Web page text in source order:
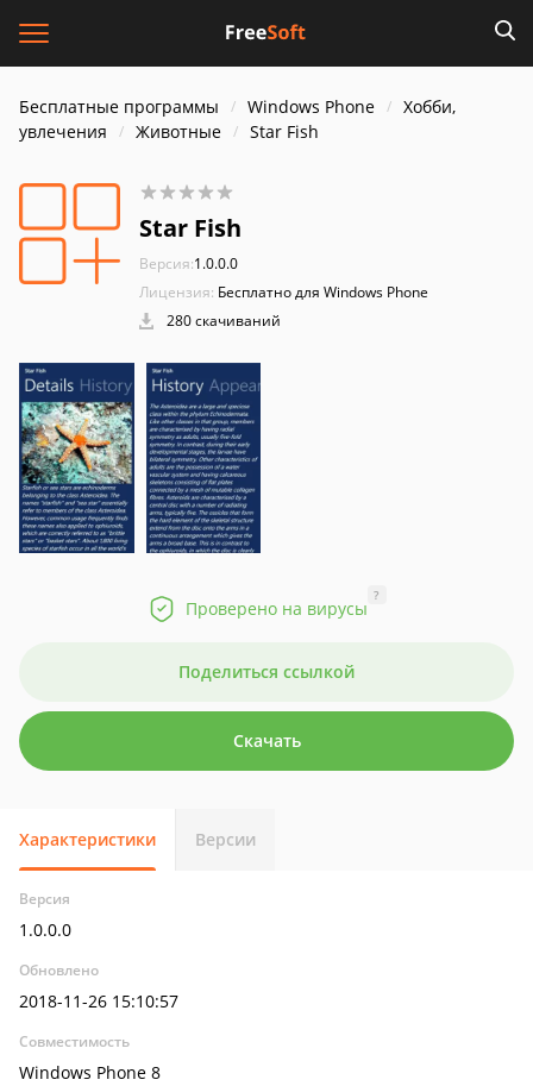
Бесплатные программы Windows Phone
Хобби,
увлечения
Животные Star Fish
Star Fish
Версия:1.0.0.0
Лицензия: Бесплатно для Windows Phone
280 скачиваний
Проверено на вирусы
?
Поделиться ссылкой
Скачать
Характеристики Версии
Версия
1.0.0.0
Обновлено
2018-11-26 15:10:57
Совместимость
Windows Phone 8